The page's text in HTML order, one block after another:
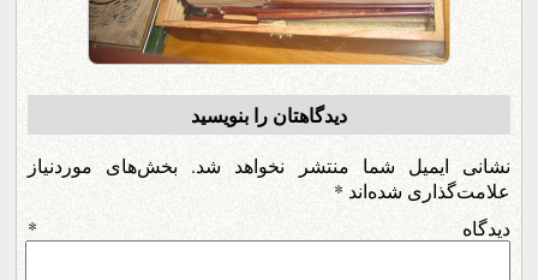
دیدگاهتان را بنویسید
نشانی ایمیل شما منتشر نخواهد شد.
بخش‌های موردنیاز
علامت‌گذاری شده‌اند *
دیدگاه *